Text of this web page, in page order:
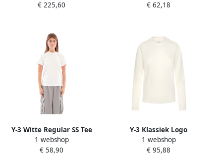
€ 225,60
White Dames
€ 62,18
Y-3 Witte Regular SS Tee
White Dames
1 webshop
€ 58,90
Y-3 Klassiek Logo
Longsleeve Shirt White
Dames
1 webshop
€ 95,88